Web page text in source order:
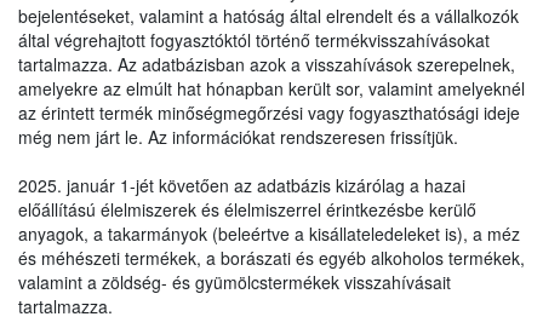
bejelentéseket, valamint a hatóság által elrendelt és a vállalkozók
által végrehajtott fogyasztóktól történő termékvisszahívásokat
tartalmazza. Az adatbázisban azok a visszahívások szerepelnek,
amelyekre az elmúlt hat hónapban került sor, valamint amelyeknél
az érintett termék minőségmegőrzési vagy fogyaszthatósági ideje
még nem járt le. Az információkat rendszeresen frissítjük.
2025. január 1-jét követően az adatbázis kizárólag a hazai
előállítású élelmiszerek és élelmiszerrel érintkezésbe kerülő
anyagok, a takarmányok (beleértve a kisállateledeleket is), a méz
és méhészeti termékek, a borászati és egyéb alkoholos termékek,
valamint a zöldség- és gyümölcstermékek visszahívásait
tartalmazza.